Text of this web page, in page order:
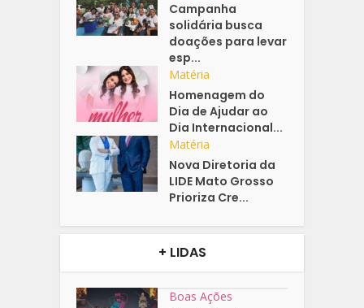
Campanha
solidária busca
doações para levar
esp...
Matéria
Homenagem do
Dia de Ajudar ao
Dia Internacional...
Matéria
Nova Diretoria da
LIDE Mato Grosso
Prioriza Cre...
+ LIDAS
Boas Ações